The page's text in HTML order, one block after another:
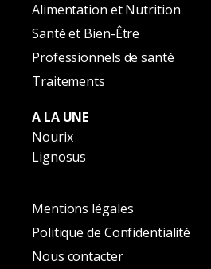
Alimentation et Nutrition
Santé et Bien-Être
Professionnels de santé
Traitements
A LA UNE
Nourix
Lignosus
Mentions légales
Politique de Confidentialité
Nous contacter